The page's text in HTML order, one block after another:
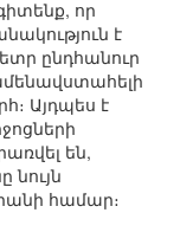
որ
է
ընդհանուր
Այդպես է
են,
նույն
համար։